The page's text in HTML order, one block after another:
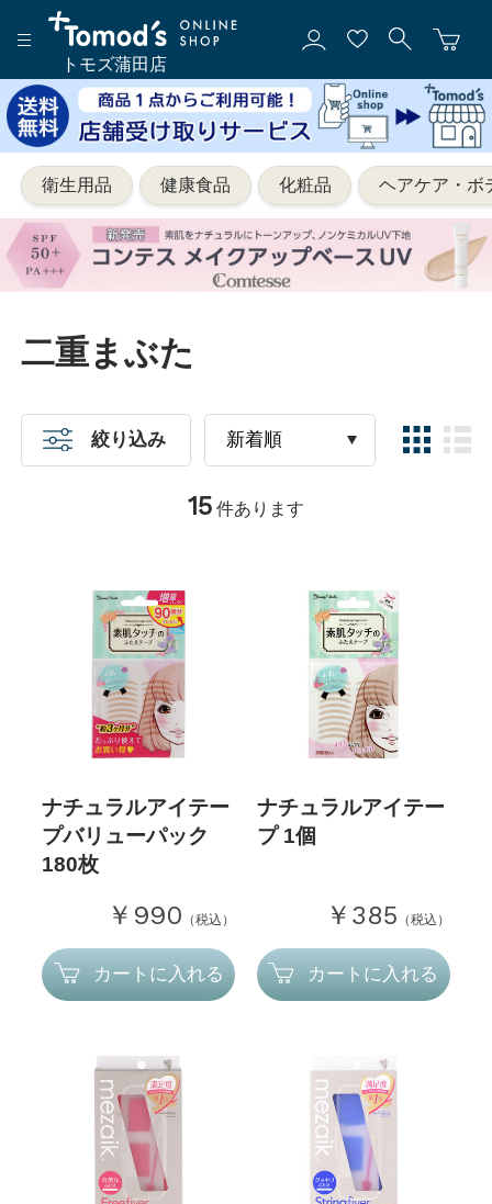
トモズ蒲田店
衛生用品 健康食品 化粧品 ヘアケア・ボ
二重まぶた
絞り込み
15 件あります
ナチュラルアイテー
プバリューパック
180枚
￥990 （税込）
カートに入れる
ナチュラルアイテー
プ 1個
￥385 （税込）
カートに入れる